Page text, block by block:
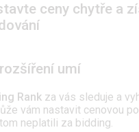
ceny chytře a
umí
Rank za vás sleduje a
vám nastavit cenovou
neplatili za bidding.